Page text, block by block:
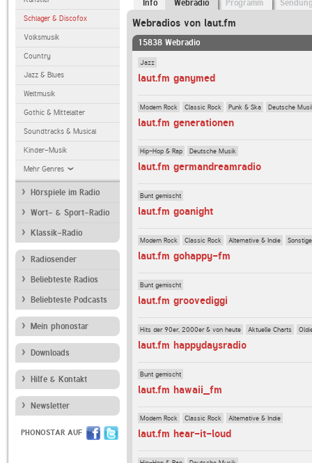
Schlager & Discofox
Volksmusik
Country
Jazz & Blues
Weltmusik
Gothic & Mittelalter
Soundtracks & Musical
Kinder-Musik
Mehr Genres
Hörspiele im Radio
Wort- & Sport-Radio
Klassik-Radio
Radiosender
Beliebteste Radios
Beliebteste Podcasts
Mein phonostar
Downloads
Hilfe & Kontakt
Newsletter
PHONOSTAR AUF
Info Webradio Programm
Webradios von laut.fm
15838 Webradio
Jazz
laut.fm ganymed
Modern Rock Classic Rock Punk & Ska Deutsche
laut.fm generationen
Hip-Hop & Rap Deutsche Musik
laut.fm germandreamradio
Bunt gemischt
laut.fm goanight
Modern Rock Classic Rock Alternative & Indie
laut.fm gohappy-fm
Bunt gemischt
laut.fm groovediggi
Hits der 90er, 2000er & von heute Aktuelle Charts
laut.fm happydaysradio
Bunt gemischt
laut.fm hawaii_fm
Modern Rock Classic Rock Alternative & Indie
laut.fm hear-it-loud